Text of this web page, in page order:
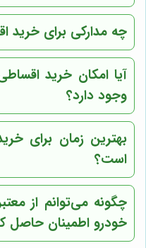
چه مدارکی برای خرید
آیا امکان خرید
وجود دارد؟
بهترین زمان برای
است؟
چگونه می‌توانم از
خودرو اطمینان حاصل